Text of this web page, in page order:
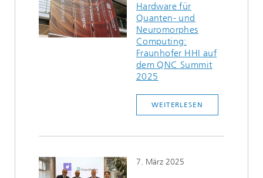
Hardware für
Quanten- und
Neuromorphes
Computing:
Fraunhofer HHI auf
dem QNC Summit
2025
WEITERLESEN
7. März 2025